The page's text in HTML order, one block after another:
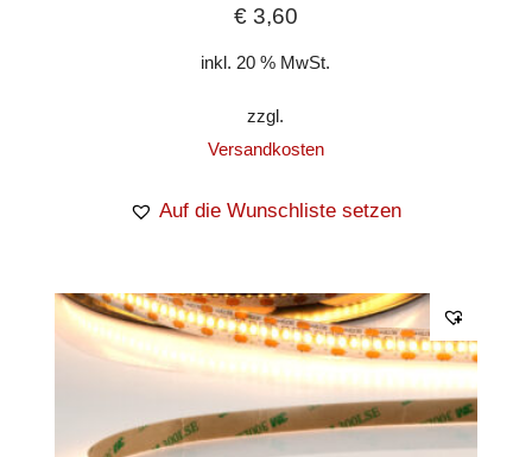
€3,60
inkl. 20 % MwSt.
zzgl.
Versandkosten
Auf die Wunschliste setzen